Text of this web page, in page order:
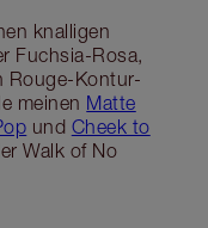
knalligen
Fuchsia-Rosa,
Rouge-Kontur-
meinen Matte
und Cheek to
Walk of No